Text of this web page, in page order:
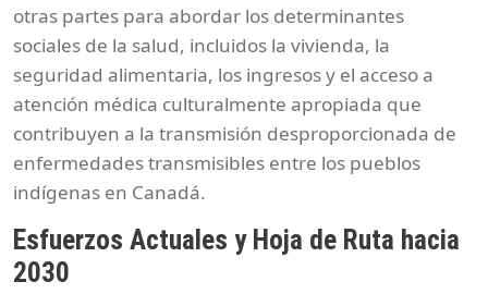
otras partes para abordar los determinantes
sociales de la salud, incluidos la vivienda, la
seguridad alimentaria, los ingresos y el acceso a
atención médica culturalmente apropiada que
contribuyen a la transmisión desproporcionada de
enfermedades transmisibles entre los pueblos
indígenas en Canadá.
Esfuerzos Actuales y Hoja de Ruta hacia
2030